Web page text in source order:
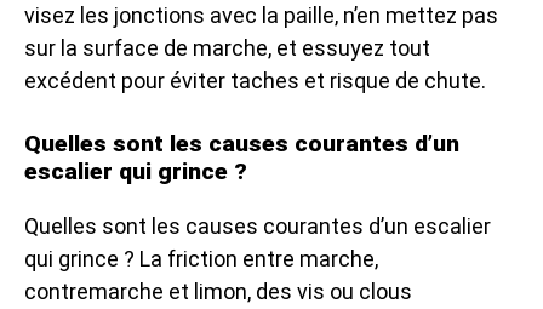
visez les jonctions avec la paille, n’en mettez pas
sur la surface de marche, et essuyez tout
excédent pour éviter taches et risque de chute.
Quelles sont les causes courantes d’un
escalier qui grince ?
Quelles sont les causes courantes d’un escalier
qui grince ? La friction entre marche,
contremarche et limon, des vis ou clous